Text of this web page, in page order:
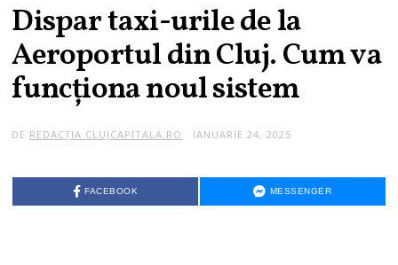
Dispar taxi-urile de la
Aeroportul din Cluj. Cum va
funcționa noul sistem
DE REDACȚIA CLUJCAPITALA.RO IANUARIE 24, 2025
U
A
FACEBOOK MESSENGER